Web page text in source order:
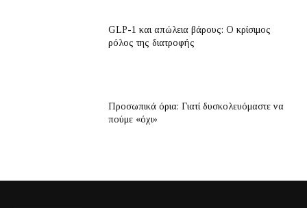
GLP-1 και απώλεια βάρους: Ο κρίσιμος
ρόλος της διατροφής
Προσωπικά όρια: Γιατί δυσκολευόμαστε να
πούμε «όχι»